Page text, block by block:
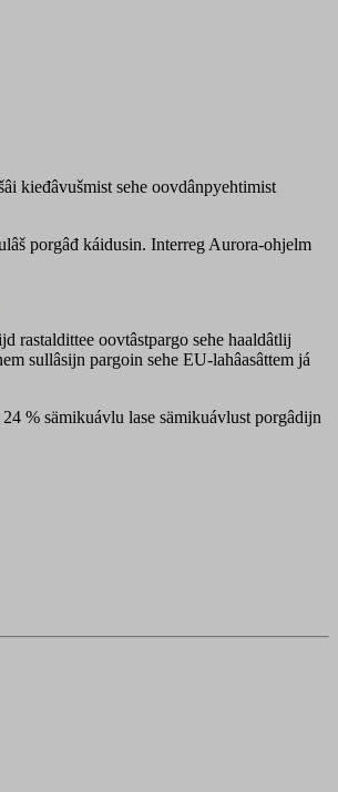
kieđâvušmist sehe oovdânpyehtimist
porgâđ káidusin. Interreg Aurora-ohjelm
rastaldittee oovtâstpargo sehe haaldâtlij
sullâsijn pargoin sehe EU-lahâasâttem já
% sämikuávlu lase sämikuávlust porgâdijn